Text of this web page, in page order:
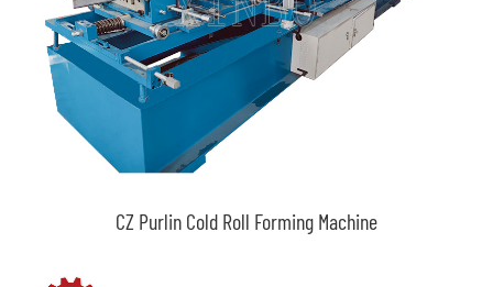
CZ Purlin Cold Roll Forming Machine